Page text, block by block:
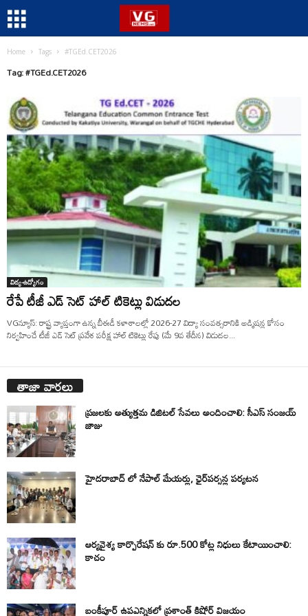
Home Tags #TGEd.CET2026
Tag: #TGEd.CET2026
విద్య-ఉద్యోగం
రేపే టీజీ ఎడ్ సెట్ హాల్ టికెట్లు విడుదల
VGన్యూస్: రాష్ట్ర వ్యాప్తంగా ఉన్న బీఈడీ కళాశాలల్లో 2026-27 విద్యా సంవత్సరానికి అడ్మిషన్ల కోసం
నిర్వహించే టీజీ ఎడ్ సెట్ ప్రవేశ పరీక్ష హాల్ టికెట్లు రేపు (మే 9వ తేదీన) విడుదల...
తాజా వార్తలు
ప్రజలకు అత్యుత్తమ డిజిటల్ సేవలు అందించాలి: సీఎస్ సంజయ్
జాజు
హైదరాబాద్ లో నేపాల్ మేయర్లు, ఛైర్‌పర్సన్ల పర్యటన
ఆర్యవైశ్య కార్పొరేషన్ కు రూ.500 కోట్ల నిధులు కేటాయించాలి:
కాచం
బంకీపూర్ ఉపఎన్నికలో ప్రశాంత్ కిషోర్ విజయం